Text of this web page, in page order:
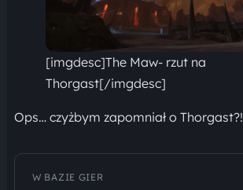
[imgdesc]The Maw- rzut na
Thorgast[/imgdesc]
Ops… czyżbym zapomniał o Thorgast?!
W BAZIE GIER